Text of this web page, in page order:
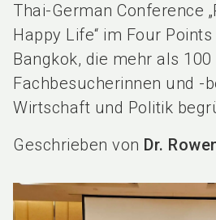
Thai-German Conference
Happy Life“ im Four
Bangkok, die mehr als 100
Fachbesucherinnen und -
Wirtschaft und Politik
Geschrieben von Dr.